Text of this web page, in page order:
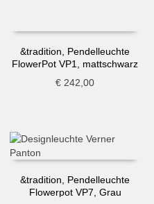
&tradition, Pendelleuchte
FlowerPot VP1, mattschwarz
€ 242,00
&tradition, Pendelleuchte
Flowerpot VP7, Grau